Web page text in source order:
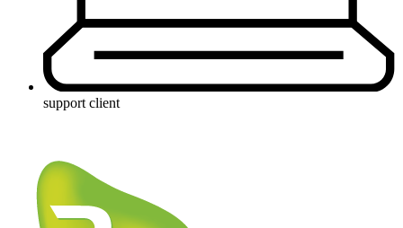
support client